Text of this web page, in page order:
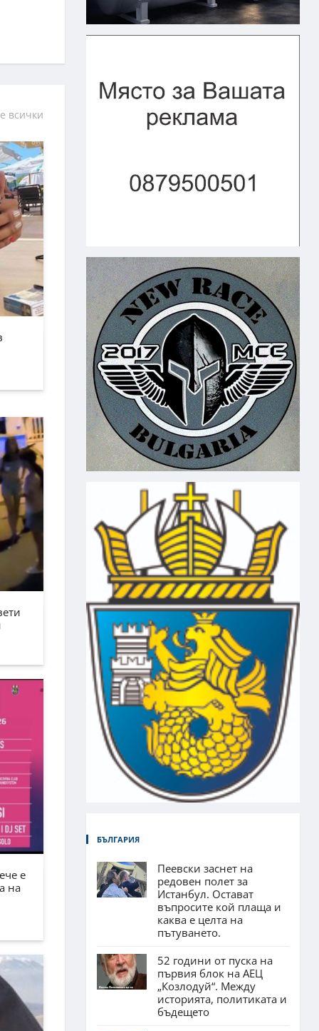
всички
е
на
БЪЛГАРИЯ
Пеевски заснет на
редовен полет за
Истанбул. Остават
въпросите кой плаща и
каква е целта на
пътуването.
52 години от пуска на
първия блок на АЕЦ
„Козлодуй“. Между
историята, политиката и
бъдещето